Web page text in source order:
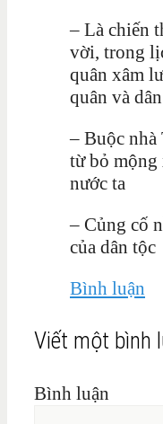
– Là chiến
vời, trong
quân xâm
quân và
– Buộc nhà
từ bỏ mộng
nước ta
– Củng cố
của dân tộc
Bình luận
Viết một bình
Bình luận